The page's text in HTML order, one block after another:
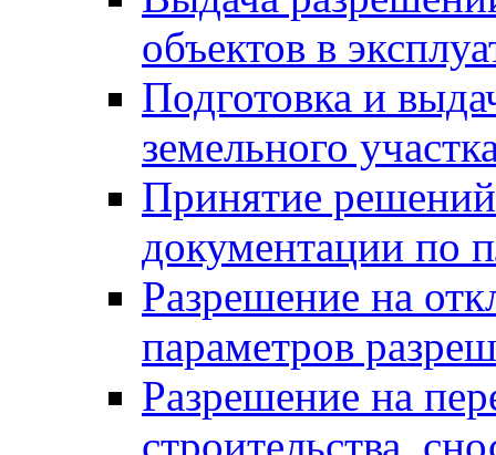
объектов в
Подготовка и
земельного
Принятие
документации по
Разрешение на
параметров
Разрешение на
строительства,